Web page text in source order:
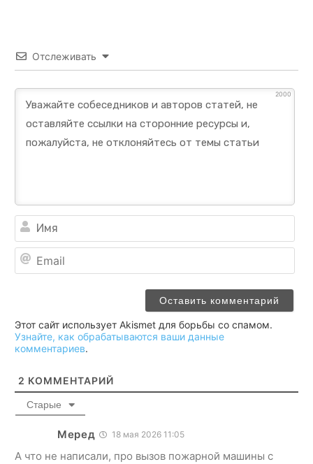
Отслеживать
2000
Этот сайт использует Akismet для борьбы со спамом.
Узнайте, как обрабатываются ваши данные
комментариев.
2 КОММЕНТАРИЙ
Старые
Меред 18 мая 2026 11:05
А что не написали, про вызов пожарной машины с